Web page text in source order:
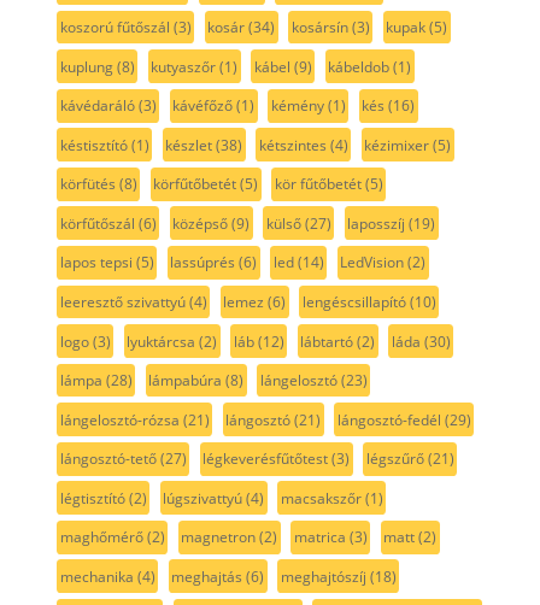
koszorú fűtőszál (3) kosár(34) kosársín(3) kupak(5)
kuplung(8) kutyaszőr(1) kábel (9) kábeldob(1)
kávédaráló(3) kávéfőző(1) kémény(1) kés (16)
késtisztító(1) készlet(38) kétszintes (4) kézimixer(5)
körfütés (8) körfűtőbetét(5) kör fűtőbetét(5)
körfűtőszál (6) középső(9) külső(27) laposszíj (19)
lapos tepsi (5) lassúprés (6) led(14) LedVision(2)
leeresztő szivattyú(4) lemez (6) lengéscsillapító(10)
logo(3) lyuktárcsa (2) láb(12) lábtartó(2) láda (30)
lámpa (28) lámpabúra (8) lángelosztó(23)
lángelosztó-rózsa (21) lángosztó(21) lángosztó-fedél (29)
lángosztó-tető(27) légkeverésfűtőtest(3) légszűrő(21)
légtisztító(2) lúgszivattyú(4) macsakszőr(1)
maghőmérő(2) magnetron(2) matrica (3) matt(2)
mechanika (4) meghajtás (6) meghajtószíj (18)